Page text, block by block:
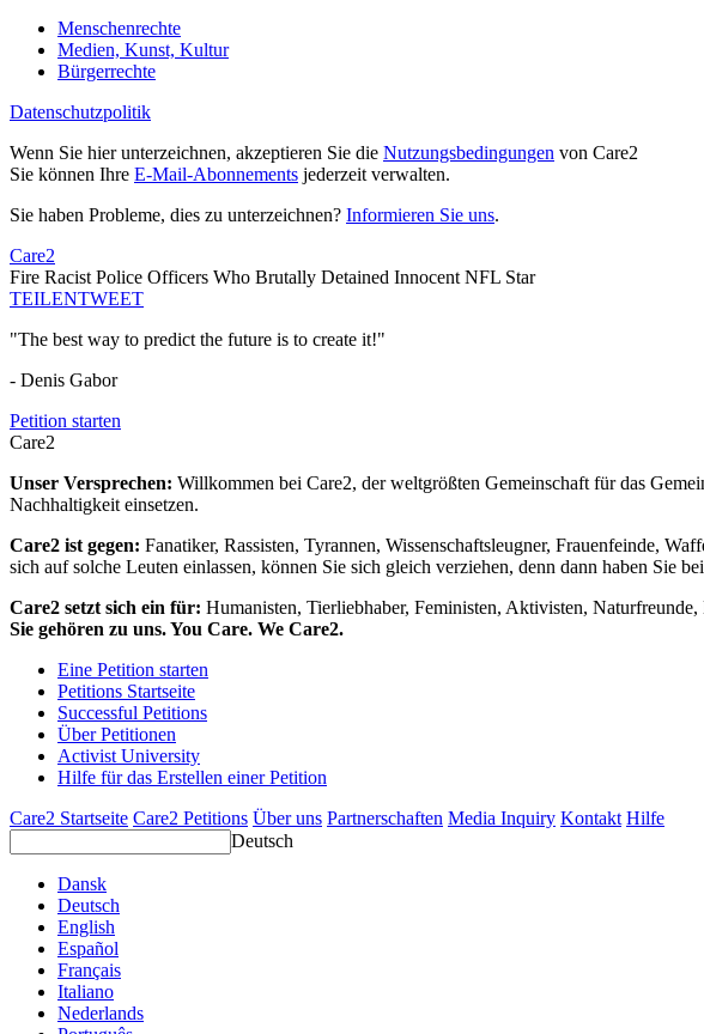
Menschenrechte
Medien, Kunst, Kultur
Bürgerrechte
Datenschutzpolitik
Wenn Sie hier unterzeichnen, akzeptieren Sie die Nutzungsbedingungen von Care2
Sie können Ihre E-Mail-Abonnements jederzeit verwalten.
Sie haben Probleme, dies zu unterzeichnen? Informieren Sie uns.
Care2
Fire Racist Police Officers Who Brutally Detained Innocent NFL Star
TEILENTWEET
"The best way to predict the future is to create it!"
- Denis Gabor
Petition starten
Care2
Unser Versprechen: Willkommen bei Care2, der weltgrößten Gemeinschaft für das
Nachhaltigkeit einsetzen.
Care2 ist gegen: Fanatiker, Rassisten, Tyrannen, Wissenschaftsleugner, Frauenfeinde,
sich auf solche Leuten einlassen, können Sie sich gleich verziehen, denn dann haben Sie
Care2 setzt sich ein für: Humanisten, Tierliebhaber, Feministen, Aktivisten,
Sie gehören zu uns. You Care. We Care2.
Eine Petition starten
Petitions Startseite
Successful Petitions
Über Petitionen
Activist University
Hilfe für das Erstellen einer Petition
Care2 Startseite Care2 Petitions Über uns Partnerschaften Media Inquiry Kontakt Hilfe
Deutsch
Dansk
Deutsch
English
Español
Français
Italiano
Nederlands